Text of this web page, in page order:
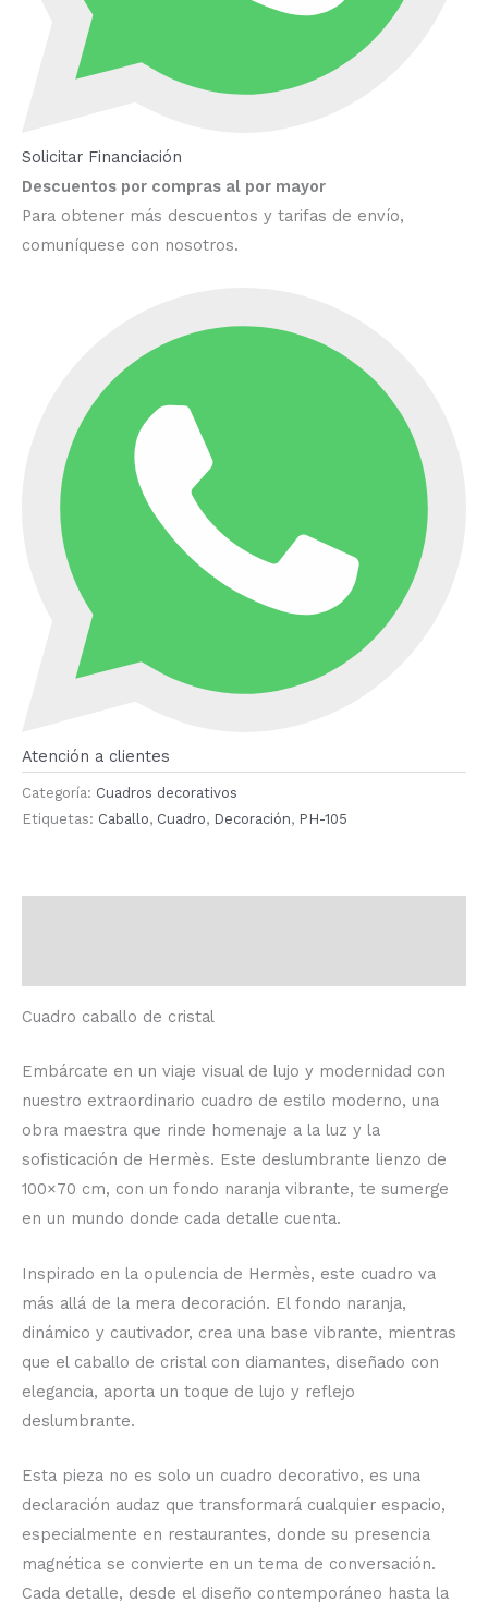
Solicitar Financiación
Descuentos por compras al por mayor
Para obtener más descuentos y tarifas de envío,
comuníquese con nosotros.
Atención a clientes
Categoría: Cuadros decorativos
Etiquetas: Caballo, Cuadro, Decoración, PH-105
Cuadro caballo de cristal
Embárcate en un viaje visual de lujo y modernidad con
nuestro extraordinario cuadro de estilo moderno, una
obra maestra que rinde homenaje a la luz y la
sofisticación de Hermès. Este deslumbrante lienzo de
100×70 cm, con un fondo naranja vibrante, te sumerge
en un mundo donde cada detalle cuenta.
Inspirado en la opulencia de Hermès, este cuadro va
más allá de la mera decoración. El fondo naranja,
dinámico y cautivador, crea una base vibrante, mientras
que el caballo de cristal con diamantes, diseñado con
elegancia, aporta un toque de lujo y reflejo
deslumbrante.
Esta pieza no es solo un cuadro decorativo, es una
declaración audaz que transformará cualquier espacio,
especialmente en restaurantes, donde su presencia
magnética se convierte en un tema de conversación.
Cada detalle, desde el diseño contemporáneo hasta la